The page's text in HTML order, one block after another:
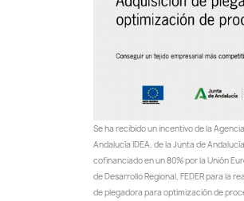
Se ha recibido un incentivo de la
Andalucía IDEA, de la Junta de
cofinanciado en un 80% por la Unión
de Desarrollo Regional, FEDER para la
de plegadora para optimización de